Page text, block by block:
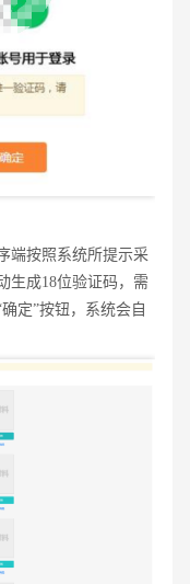
端按照系统所提示采
生成18位验证码，需
定”按钮，系统会自